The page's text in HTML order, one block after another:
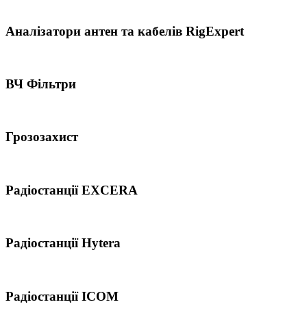
Аналізатори антен та кабелів RigExpert
ВЧ Фільтри
Грозозахист
Радіостанції EXCERA
Радіостанції Hytera
Радіостанції ICOM